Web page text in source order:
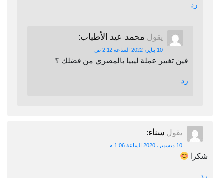
رد
يقول محمد عيد الأطياب:
10 يناير، 2022 الساعة 2:12 ص
فين تغيير عملة ليبيا بالمصري من فضلك ؟
رد
يقول سناء:
10 ديسمبر، 2020 الساعة 1:06 م
شكرا
رد